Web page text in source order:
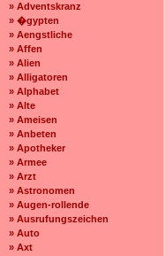
» Adventskranz
» �gypten
» Aengstliche
» Affen
» Alien
» Alligatoren
» Alphabet
» Alte
» Ameisen
» Anbeten
» Apotheker
» Armee
» Arzt
» Astronomen
» Augen-rollende
» Ausrufungszeichen
» Auto
» Axt